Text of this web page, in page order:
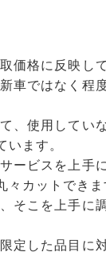
価格に反映し
車ではなく程
、使用してい
ます。
ービスを上手
カットできま
そこを上手に
定した品目に